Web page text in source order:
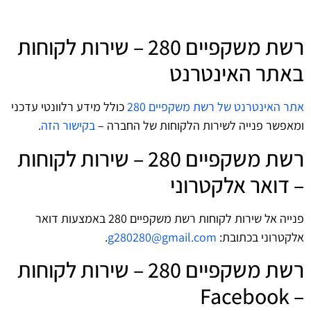
רשת משקפיים 280 – שירות לקוחות
באתר האינטרנט
אתר האינטרנט של רשת משקפיים 280
כולל מידע רלוונטי עדכני
ומאפשר פנייה לשירות הלקוחות של החברה –בקישור הזה.
רשת משקפיים 280 – שירות לקוחות
– דואר אלקטרוני
פנייה אל שירות לקוחות רשת משקפיים 280 באמצעות דואר
אלקטרוני בכתובת: g280280@gmail.com
.
רשת משקפיים 280 – שירות לקוחות
– Facebook